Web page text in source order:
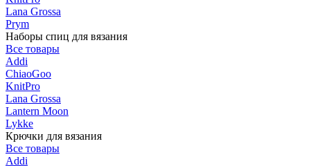
Lana Grossa
Prym
Наборы спиц для вязания
Все товары
Addi
ChiaoGoo
KnitPro
Lana Grossa
Lantern Moon
Lykke
Крючки для вязания
Все товары
Addi